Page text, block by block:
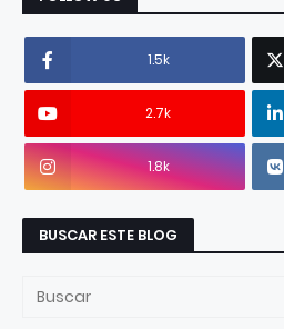
1.5k
2.7k
1.8k
BUSCAR ESTE BLOG